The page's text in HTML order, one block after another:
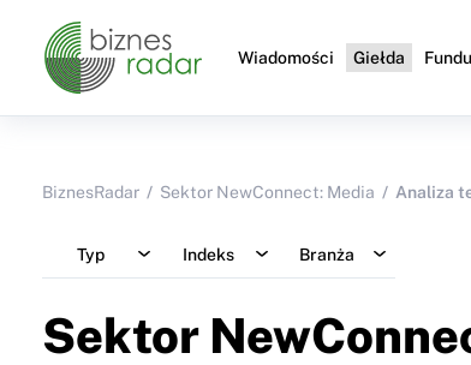
Wiadomości Giełda
BiznesRadar Sektor NewConnect: Media Analiza
Typ Indeks Branża
Sektor